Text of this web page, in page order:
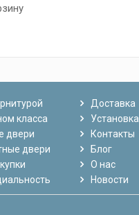
класса
двери
двери
Доставка
Установка
Контакты
Блог
О нас
Новости